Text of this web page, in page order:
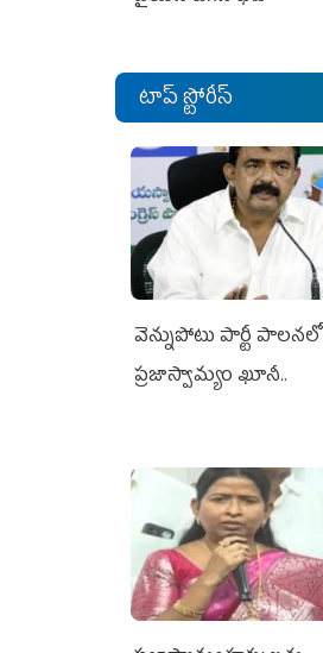
టాప్ స్టోరీస్
వెన్నుపోటు పార్టీ పాలనలో
ప్రజాస్వామ్యం ఖూనీ..